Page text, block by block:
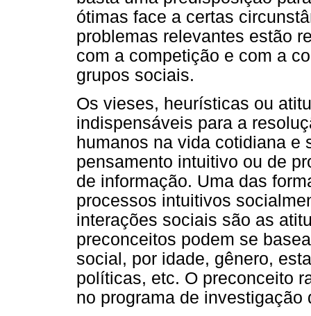
ótimas face a certas
problemas relevantes estão
com a competição e com a
grupos sociais.
Os vieses, heurísticas ou
indispensáveis para a
humanos na vida cotidiana e
pensamento intuitivo ou de
de informação. Uma das
processos intuitivos
interações sociais são as
preconceitos podem se
social, por idade, gênero,
políticas, etc. O preconceito
no programa de